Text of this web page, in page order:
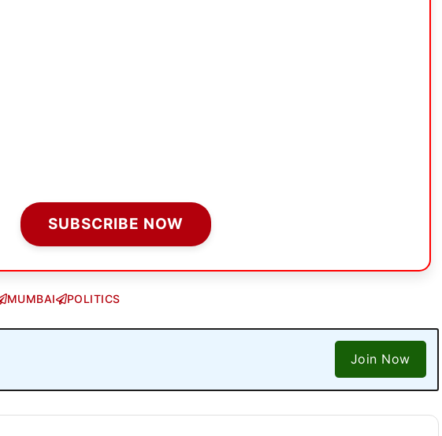
SUBSCRIBE NOW
MUMBAI POLITICS
Join Now